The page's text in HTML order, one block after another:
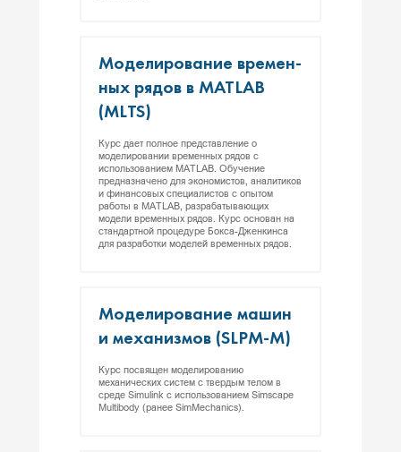
Мо­дели­рова­ние вре­мен­
ных ря­дов в MATLAB
(MLTS)
Курс дает полное представление о
моделировании временных рядов с
использованием MATLAB. Обучение
предназначено для экономистов, аналитиков
и финансовых специалистов с опытом
работы в MATLAB, разрабатывающих
модели временных рядов. Курс основан на
стандартной процедуре Бокса-Дженкинса
для разработки моделей временных рядов.
Мо­дели­рова­ние ма­шин
и ме­ханиз­мов (SLPM-M)
Курс посвящен моделированию
механических систем с твердым телом в
среде Simulink с использованием Simscape
Multibody (ранее SimMechanics).